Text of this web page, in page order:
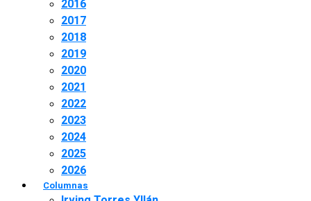
2016
2017
2018
2019
2020
2021
2022
2023
2024
2025
2026
Columnas